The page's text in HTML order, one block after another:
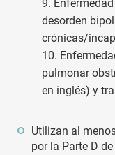
9.
desorden
crónicas/
10.
pulmonar
en inglés) y
Utilizan al
por la Parte D